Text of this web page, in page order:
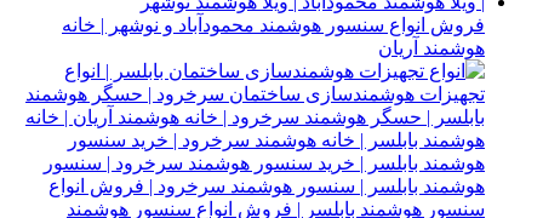
فروش انواع سنسور هوشمند محمودآباد و نوشهر | خانه
هوشمند آریان